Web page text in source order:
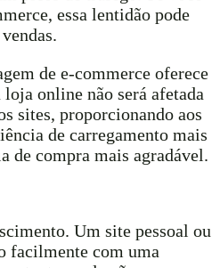
essa lentidão pode
de e-commerce oferece
loja online não será afetada
sites, proporcionando aos
de carregamento mais
de compra mais agradável.
Um site pessoal ou
facilmente com uma